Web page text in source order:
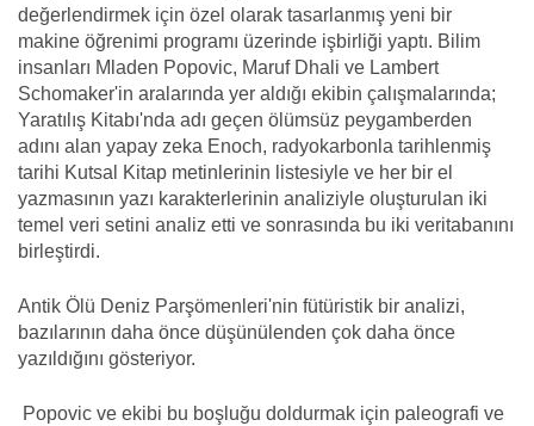
değerlendirmek için özel olarak tasarlanmış yeni bir
makine öğrenimi programı üzerinde işbirliği yaptı. Bilim
insanları Mladen Popovic, Maruf Dhali ve Lambert
Schomaker'in aralarında yer aldığı ekibin çalışmalarında;
Yaratılış Kitabı'nda adı geçen ölümsüz peygamberden
adını alan yapay zeka Enoch, radyokarbonla tarihlenmiş
tarihi Kutsal Kitap metinlerinin listesiyle ve her bir el
yazmasının yazı karakterlerinin analiziyle oluşturulan iki
temel veri setini analiz etti ve sonrasında bu iki veritabanını
birleştirdi.
Antik Ölü Deniz Parşömenleri'nin fütüristik bir analizi,
bazılarının daha önce düşünülenden çok daha önce
yazıldığını gösteriyor.
Popovic ve ekibi bu boşluğu doldurmak için paleografi ve